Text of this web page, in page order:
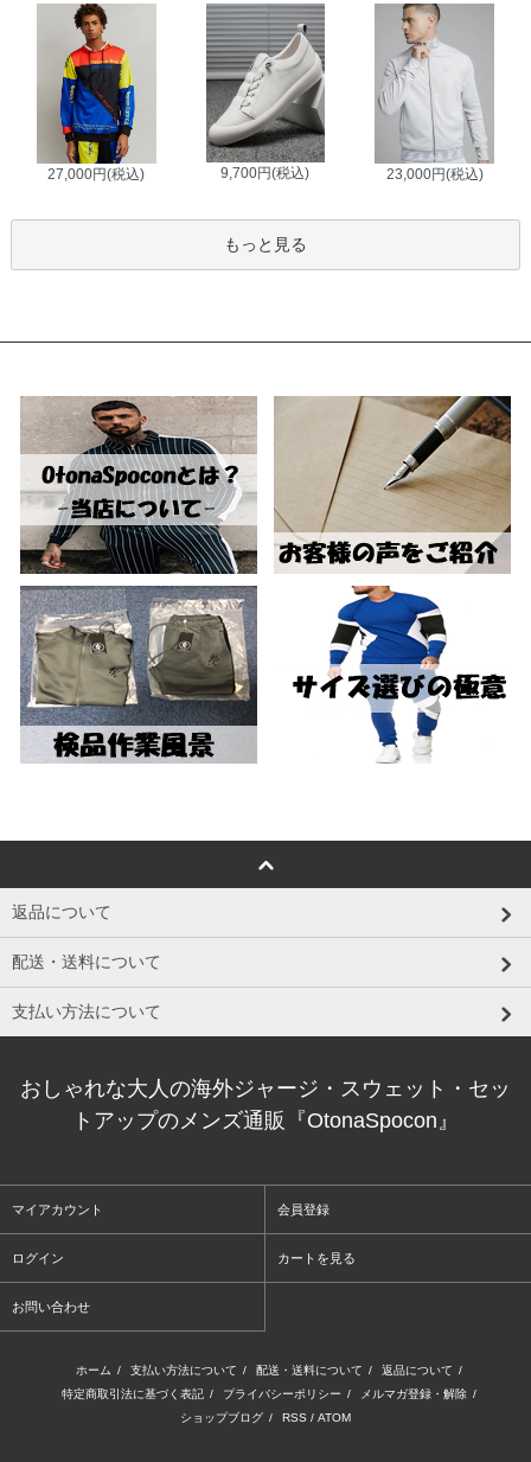
27,000円(税込) 9,700円(税込) 23,000円(税込)
もっと見る
返品について
配送・送料について
支払い方法について
おしゃれな大人の海外ジャージ・スウェット・セッ
トアップのメンズ通販『OtonaSpocon』
マイアカウント 会員登録
ログイン カートを見る
お問い合わせ
ホーム / 支払い方法について / 配送・送料について / 返品について /
特定商取引法に基づく表記 / プライバシーポリシー / メルマガ登録・解除 /
ショップブログ / RSS / ATOM